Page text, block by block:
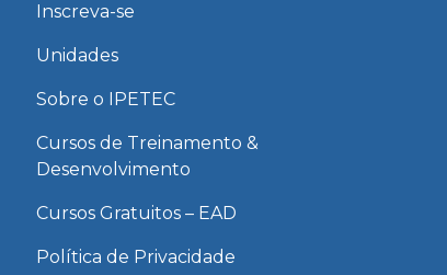
Inscreva-se
Unidades
Sobre o IPETEC
Cursos de Treinamento &
Desenvolvimento
Cursos Gratuitos – EAD
Política de Privacidade